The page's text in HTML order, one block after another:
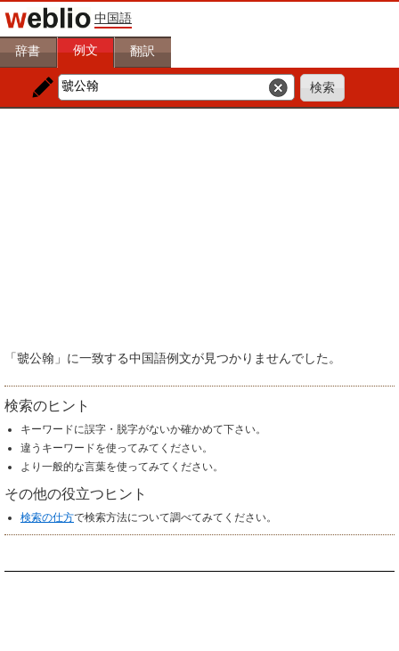
中国語
辞書 例文 翻訳
「虢公翰」に一致する中国語例文が見つかりませんでした。
検索のヒント
キーワードに誤字・脱字がないか確かめて下さい。
違うキーワードを使ってみてください。
より一般的な言葉を使ってみてください。
その他の役立つヒント
検索の仕方で検索方法について調べてみてください。